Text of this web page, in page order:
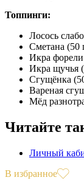
Топпинги:
Лосось
Сметана (50
Икра
Икра щучья
Сгущёнка
Вареная
Мёд
Читайте
Личный
В избранное